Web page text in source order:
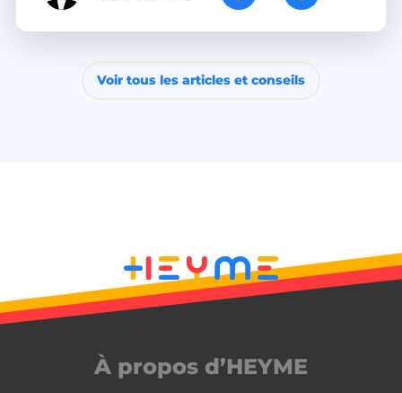
Voir tous les articles et conseils
À propos d’HEYME